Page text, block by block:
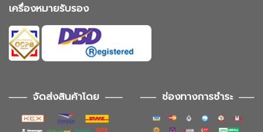
เครื่องหมายรับรอง
จัดส่งสินค้าโดย ช่องทางการชำระ